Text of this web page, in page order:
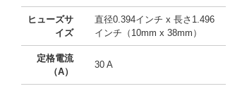
ヒューズサ
イズ
直径0.394インチ x 長さ1.496
インチ（10mm x 38mm）
定格電流
（A）
30 A